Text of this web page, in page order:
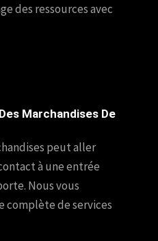
des ressources avec
Marchandises De
peut aller
à une entrée
Nous vous
complète de services